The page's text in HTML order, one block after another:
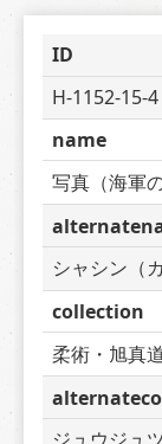
ID
H-1152-15-4
name
写真（海軍
シャシン（
collection
柔術・旭真